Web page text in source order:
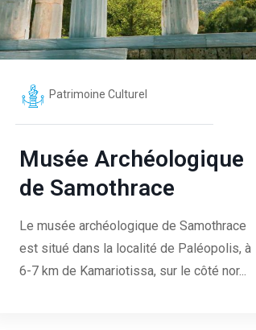
Patrimoine Culturel
Musée Archéologique
de Samothrace
Le musée archéologique de Samothrace
est situé dans la localité de Paléopolis, à
6-7 km de Kamariotissa, sur le côté nor...